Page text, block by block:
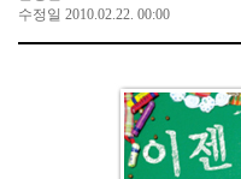
포
털
수정일 2010.02.22. 00:00